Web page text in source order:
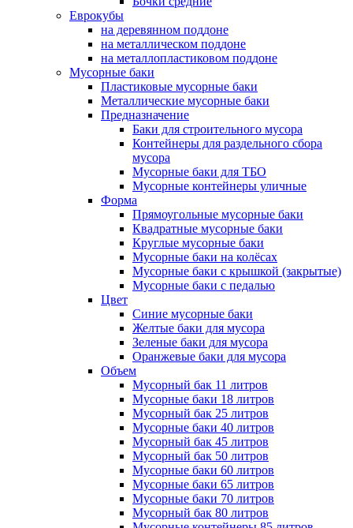
Еврокубы
на деревянном поддоне
на металлическом поддоне
на металлопластиковом поддоне
Мусорные баки
Пластиковые мусорные баки
Металлические мусорные баки
Предназначение
Баки для строительного мусора
Контейнеры для раздельного сбора
мусора
Мусорные баки для ТБО
Мусорные контейнеры уличные
Форма
Прямоугольные мусорные баки
Квадратные мусорные баки
Круглые мусорные баки
Мусорные баки на колёсах
Мусорные баки с крышкой (закрытые)
Мусорные баки с педалью
Цвет
Синие мусорные баки
Желтые баки для мусора
Зеленые баки для мусора
Оранжевые баки для мусора
Объем
Мусорный бак 11 литров
Мусорные баки 18 литров
Мусорный бак 25 литров
Мусорные баки 40 литров
Мусорный бак 45 литров
Мусорный бак 50 литров
Мусорные баки 60 литров
Мусорные баки 65 литров
Мусорные баки 70 литров
Мусорный бак 80 литров